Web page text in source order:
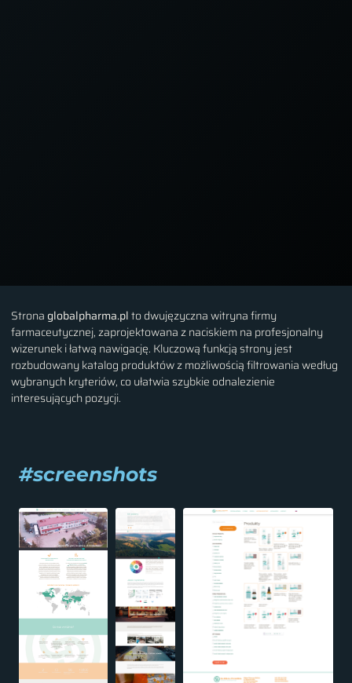
Strona globalpharma.plto dwujęzyczna witryna firmy
farmaceutycznej, zaprojektowana z naciskiem na profesjonalny
wizerunek i łatwą nawigację. Kluczową funkcją strony jest
rozbudowany katalog produktów z możliwością filtrowania według
wybranych kryteriów, co ułatwia szybkie odnalezienie
interesujących pozycji.
#screenshots